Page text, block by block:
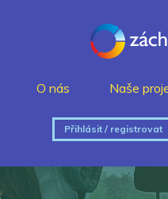
O nás Naše
Přihlásit / registrovat